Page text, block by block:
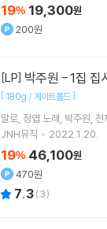
19% 19,300원
200원
[LP] 박주원 - 1집 집
[ 180g / 게이트폴드]
말로 정엽 노래 박주원 전
JNH뮤직
2022.1.20.
19% 46,100원
470원
7.3(3)